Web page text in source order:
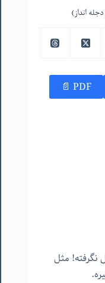
انداز)
PDF 📄
نگرفته! مثل